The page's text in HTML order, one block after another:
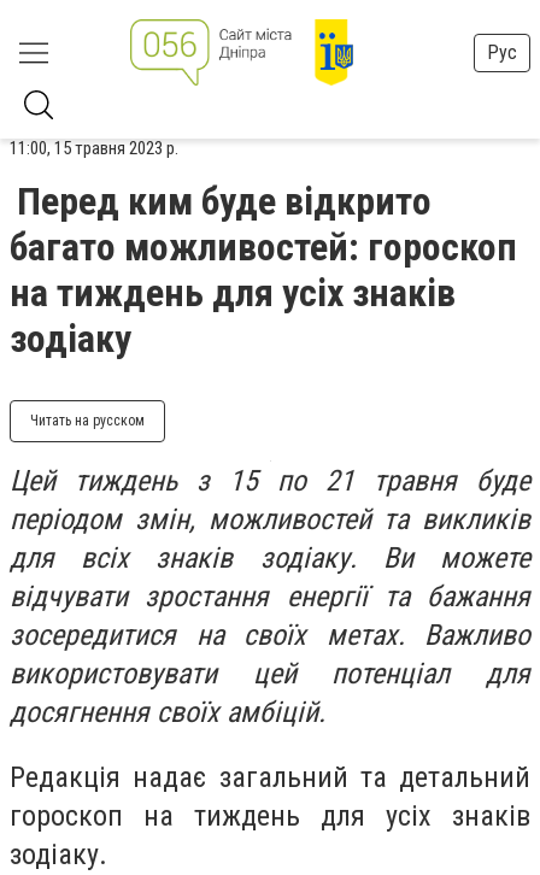
Рус
11:00, 15 травня 2023 р.
Перед ким буде відкрито
багато можливостей: гороскоп
на тиждень для усіх знаків
зодіаку
Читать на русском
Цей тиждень з 15 по 21 травня буде
періодом змін, можливостей та викликів
для всіх знаків зодіаку. Ви можете
відчувати зростання енергії та бажання
зосередитися на своїх метах. Важливо
використовувати цей потенціал для
досягнення своїх амбіцій.
Редакція надає загальний та детальний
гороскоп на тиждень для усіх знаків
зодіаку.